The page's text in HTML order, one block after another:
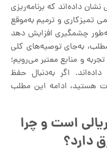
داده‌اند که برنامه‌ریزی
تمیزکاری و ترمیم به‌موقع
چشمگیری افزایش دهد
به‌جای توصیه‌های کلی
و منابع معتبر می‌رویم؛
اگر به‌دنبال حفظ
هستید، ادامه این مطلب
است و چرا
دارد؟